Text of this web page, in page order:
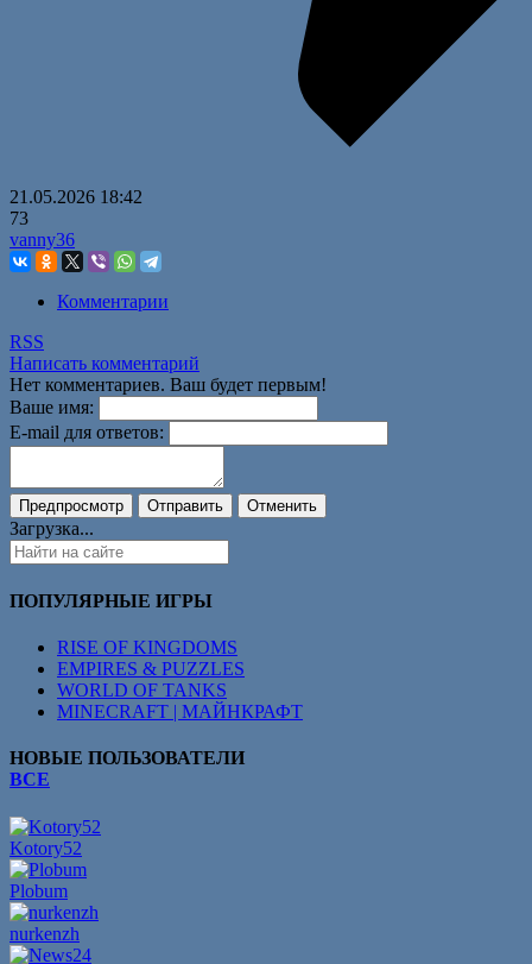
21.05.2026 18:42
73
vanny36
Комментарии
RSS
Написать комментарий
Нет комментариев. Ваш будет первым!
Ваше имя:
E-mail для ответов:
Загрузка...
ПОПУЛЯРНЫЕ ИГРЫ
RISE OF KINGDOMS
EMPIRES & PUZZLES
WORLD OF TANKS
MINECRAFT | МАЙНКРАФТ
НОВЫЕ ПОЛЬЗОВАТЕЛИ
ВСЕ
Kotory52
Plobum
nurkenzh